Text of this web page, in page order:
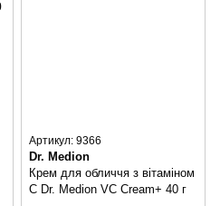
Артикул: 9366
Dr. Medion
Крем для обличчя з вітаміном
С Dr. Medion VC Cream+ 40 г